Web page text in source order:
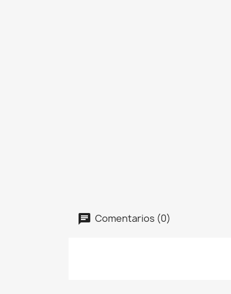
Comentarios (0)